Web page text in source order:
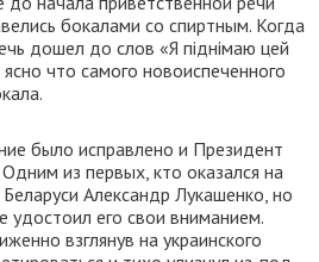
бокалами со спиртным. Когда
дошел до слов «Я піднімаю цей
ясно что самого новоиспеченного
было исправлено и Президент
из первых, кто оказался на
Александр Лукашенко, но
удостоил его свои вниманием.
взглянув на украинского